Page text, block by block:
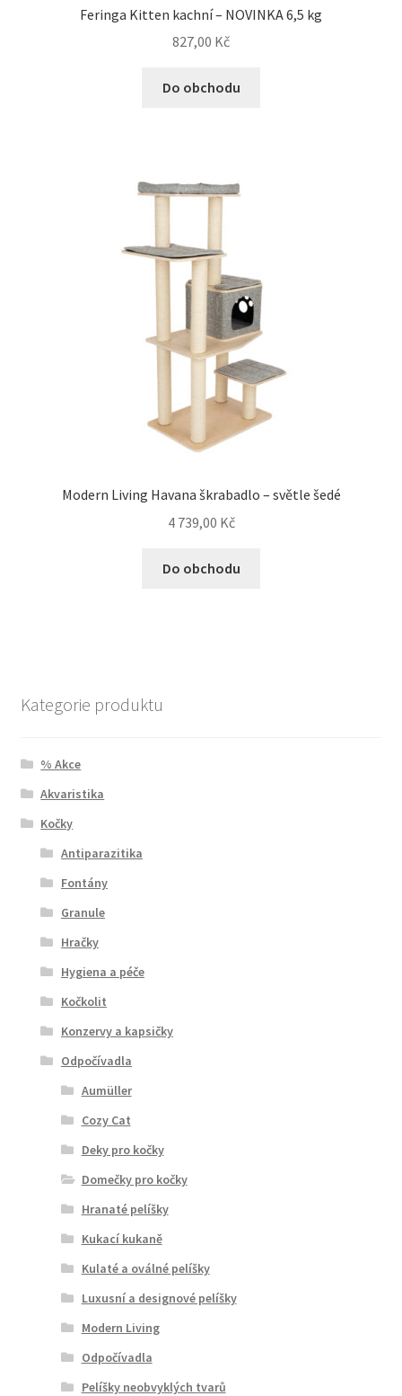
Feringa Kitten kachní – NOVINKA 6,5 kg
827,00 Kč
Do obchodu
Modern Living Havana škrabadlo – světle šedé
4 739,00 Kč
Do obchodu
Kategorie produktu
% Akce
Akvaristika
Kočky
Antiparazitika
Fontány
Granule
Hračky
Hygiena a péče
Kočkolit
Konzervy a kapsičky
Odpočívadla
Aumüller
Cozy Cat
Deky pro kočky
Domečky pro kočky
Hranaté pelíšky
Kukací kukaně
Kulaté a oválné pelíšky
Luxusní a designové pelíšky
Modern Living
Odpočívadla
Pelíšky neobvyklých tvarů